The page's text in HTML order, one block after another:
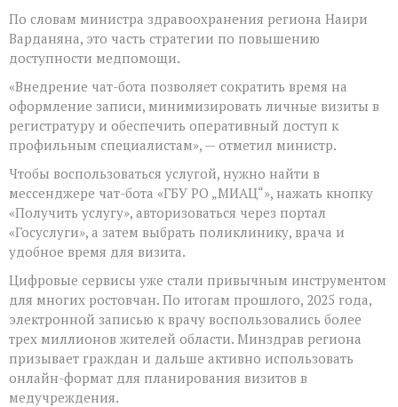
По словам министра здравоохранения региона Наири
Варданяна, это часть стратегии по повышению
доступности медпомощи.
«Внедрение чат-бота позволяет сократить время на
оформление записи, минимизировать личные визиты в
регистратуру и обеспечить оперативный доступ к
профильным специалистам», — отметил министр.
Чтобы воспользоваться услугой, нужно найти в
мессенджере чат-бота «ГБУ РО „МИАЦ“», нажать кнопку
«Получить услугу», авторизоваться через портал
«Госуслуги», а затем выбрать поликлинику, врача и
удобное время для визита.
Цифровые сервисы уже стали привычным инструментом
для многих ростовчан. По итогам прошлого, 2025 года,
электронной записью к врачу воспользовались более
трех миллионов жителей области. Минздрав региона
призывает граждан и дальше активно использовать
онлайн-формат для планирования визитов в
медучреждения.